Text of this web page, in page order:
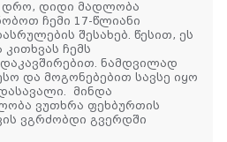
დრო, დიდი მადლობა
ჩემი 17-წლიანი
შესახებ. წესით, ეს
ჩემს
ნამდვილად
და მოგონებებით სავსე იყო
მინდა
ვუთხრა ფეხბურთის
ვგრძობდი გვერდში